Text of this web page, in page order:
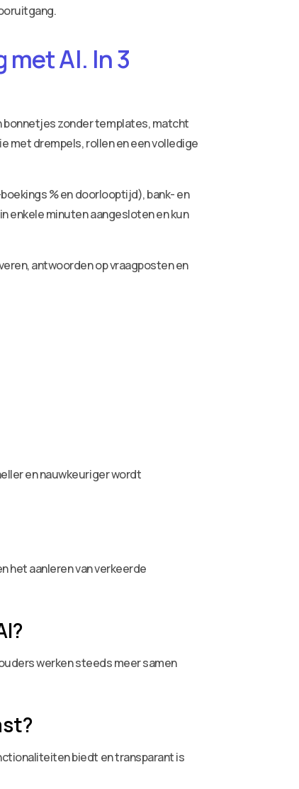
AI. In 3
bonnetjes zonder templates, matcht
met drempels, rollen en een volledige
% en doorlooptijd), bank- en
enkele minuten aangesloten en kun
antwoorden op vraagposten en
en nauwkeuriger wordt
het aanleren van verkeerde
werken steeds meer samen
biedt en transparant is